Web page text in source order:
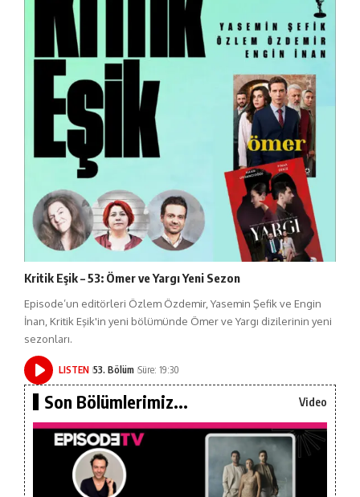
Kritik Eşik – 53: Ömer ve Yargı Yeni Sezon
Episode’un editörleri Özlem Özdemir, Yasemin Şefik ve Engin
İnan, Kritik Eşik'in yeni bölümünde Ömer ve Yargı dizilerinin yeni
sezonları.
LISTEN 53. Bölüm Süre: 19:30
Son Bölümlerimiz... Video